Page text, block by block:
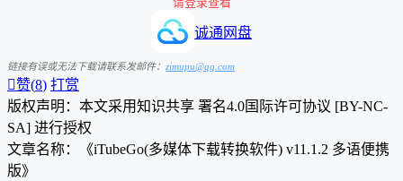
诚通网盘
链接有误或无法下载请联系发邮件： zimupu@qq.com
赞(8) 打赏
版权声明：本文采用知识共享 署名4.0国际许可协议 [BY-NC-
SA] 进行授权
文章名称：《iTubeGo(多媒体下载转换软件) v11.1.2 多语便携
版》